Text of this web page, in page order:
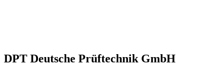
DPT Deutsche Prüftechnik GmbH